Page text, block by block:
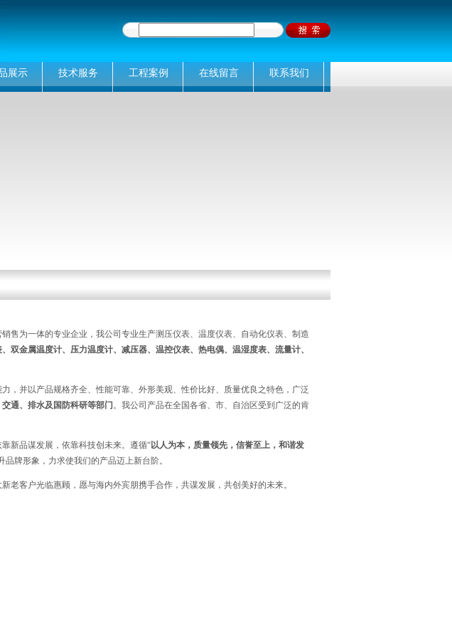
展示 技术服务 工程案例 在线留言 联系我们
售为一体的专业企业，我公司专业生产测压仪表、温度仪表、自动化仪表、制造
双金属温度计、压力温度计、减压器、温控仪表、热电偶、温湿度表、流量计、
，并以产品规格齐全、性能可靠、外形美观、性价比好、质量优良之特色，广泛
通、排水及国防科研等部门 。我公司产品在全国各省、市、自治区受到广泛的肯
新品谋发展，依靠科技创未来。遵循“以人为本，质量领先，信誉至上，和谐发
牌形象，力求使我们的产品迈上新台阶。
客户光临惠顾，愿与海内外宾朋携手合作，共谋发展，共创美好的未来。